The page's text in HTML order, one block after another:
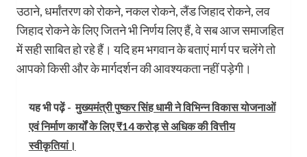
उठाने, धर्मांतरण को रोकने, नकल रोकने, लैंड जिहाद रोकने, लव
जिहाद रोकने के लिए जितने भी निर्णय लिए हैं, वे सब आज समाजहित
में सही साबित हो रहे हैं। यदि हम भगवान के बताएं मार्ग पर चलेंगे तो
आपको किसी और के मार्गदर्शन की आवश्यकता नहीं पड़ेगी।
यह भी पढ़ें - मुख्यमंत्री पुष्कर सिंह धामी ने विभिन्न विकास योजनाओं
एवं निर्माण कार्यों के लिए ₹14 करोड़ से अधिक की वित्तीय
स्वीकृतियां।